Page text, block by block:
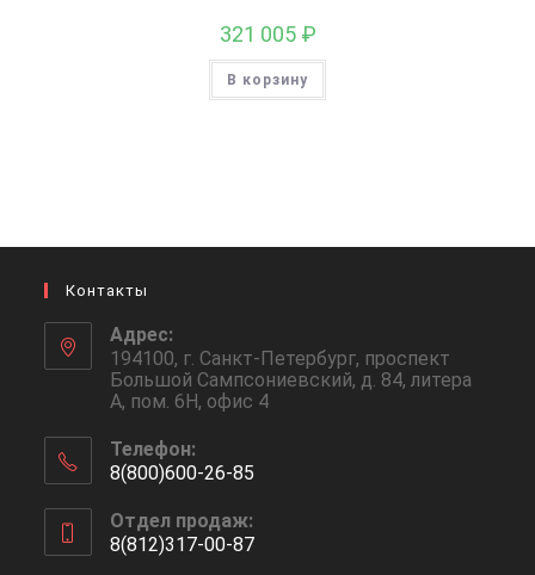
321 005 ₽
В корзину
Контакты
Адрес:
194100, г. Санкт-Петербург, проспект
Большой Сампсониевский, д. 84, литера
А, пом. 6Н, офис 4
Телефон:
8(800)600-26-85
в
вашем
Отдел продаж:
8(812)317-00-87